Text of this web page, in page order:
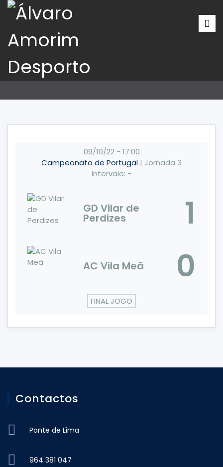
09/10/22 - 17:00
Campeonato de Portugal | Jornada 3
Intervalo: -
GD Vilar de
Perdizes 1
AC Vila Meã 0
FINAL JOGO
Contactos
Ponte de Lima
964 381 047